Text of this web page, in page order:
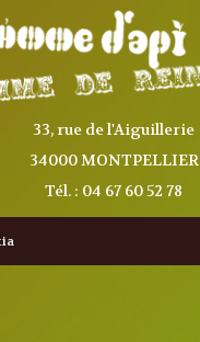
33, rue de l'Aiguillerie
34000 MONTPELLIER
Tél. : 04 67 60 52 78